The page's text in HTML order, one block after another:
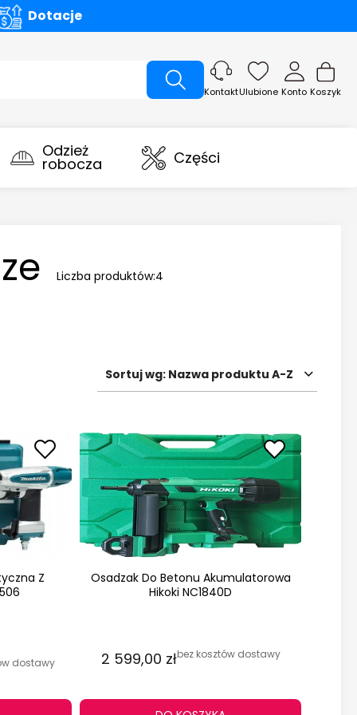
Dotacje
Koszyk
Konto
Ulubione
Kontakt
Odzież
robocza Części
Liczba produktów:4
Sortuj wg: Nazwa produktu A-Z
Z
dostawy
Osadzak Do Betonu Akumulatorowa
Hikoki NC1840D
2 599,00 złbez kosztów dostawy